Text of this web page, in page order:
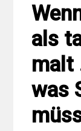
als
malt
was